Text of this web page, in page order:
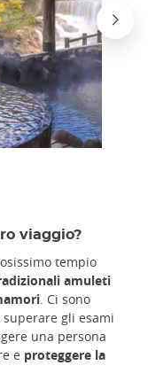
viaggio?
tempio
amuleti
. Ci sono
gli esami
una persona
e proteggere la